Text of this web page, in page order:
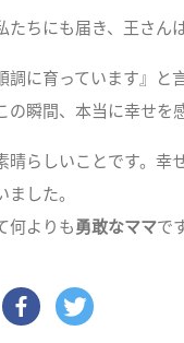
ちにも届き、王さん
調に育っています』と
瞬間、本当に幸せを
晴らしいことです。幸
した。
何よりも勇敢なママで